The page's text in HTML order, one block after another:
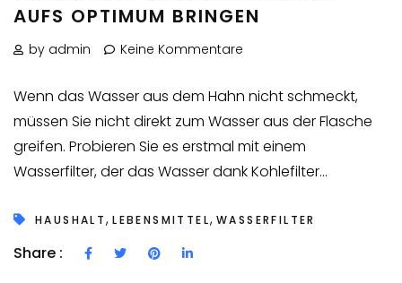
AUFS OPTIMUM BRINGEN
by admin Keine Kommentare
Wenn das Wasser aus dem Hahn nicht schmeckt,
müssen Sie nicht direkt zum Wasser aus der Flasche
greifen. Probieren Sie es erstmal mit einem
Wasserfilter, der das Wasser dank Kohlefilter...
HAUSHALT,LEBENSMITTEL,WASSERFILTER
Share :